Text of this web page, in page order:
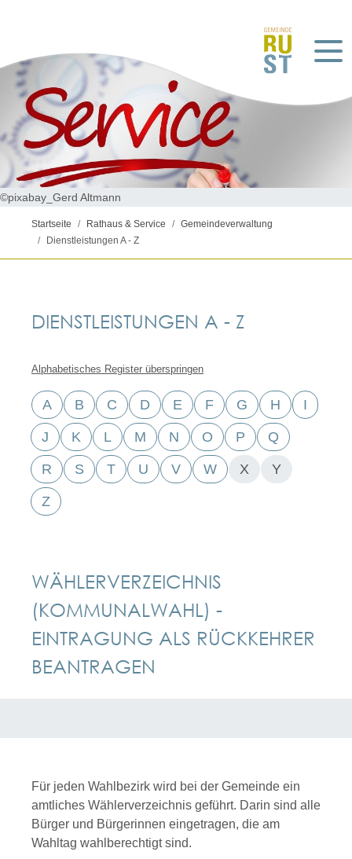
©pixabay_Gerd Altmann
Startseite Rathaus & Service
Gemeindeverwaltung
Dienstleistungen A - Z
DIENSTLEISTUNGEN A - Z
Alphabetisches Register überspringen
A B C D E F G H I
J K L M N O P Q
R S T U V W X Y
Z
WÄHLERVERZEICHNIS
(KOMMUNALWAHL) -
EINTRAGUNG ALS RÜCKKEHRER
BEANTRAGEN
Für jeden Wahlbezirk wird bei der Gemeinde ein
amtliches Wählerverzeichnis geführt. Darin sind alle
Bürger und Bürgerinnen eingetragen, die am
Wahltag wahlberechtigt sind.